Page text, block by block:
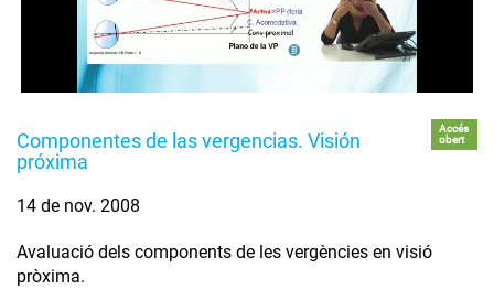
Componentes de las vergencias. Visión
próxima
Accés
obert
14 de nov. 2008
Avaluació dels components de les vergències en visió
pròxima.